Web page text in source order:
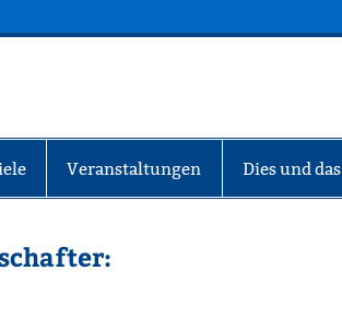
Veranstaltungen Dies und das